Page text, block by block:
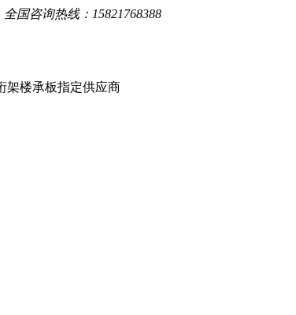
全国咨询热线：15821768388
架楼承板指定供应商